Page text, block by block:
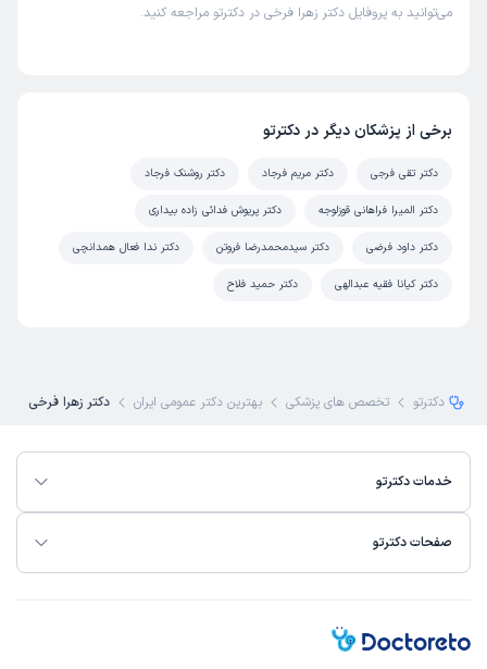
می‌توانید به پروفایل دکتر زهرا فرخی در دکترتو مراجعه کنید.
برخی از پزشکان دیگر در دکترتو
دکتر تقی فرجی دکتر مریم فرجاد دکتر روشنک فرجاد
دکتر المیرا فراهانی قوزلوجه دکتر پریوش فدائی زاده بیداری
دکتر داود فرضی دکتر سیدمحمدرضا فروتن دکتر ندا فعال همدانچی
دکتر کیانا فقیه عبدالهی دکتر حمید فلاح
دکترتو تخصص های پزشکی بهترین دکتر عمومی ایران دکتر زهرا فرخی
خدمات دکترتو
صفحات دکترتو